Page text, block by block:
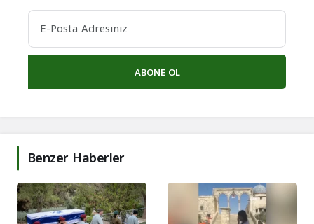
ABONE OL
Benzer Haberler